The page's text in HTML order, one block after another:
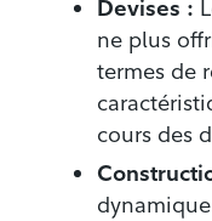
Devises :
ne plus
termes de
cours des